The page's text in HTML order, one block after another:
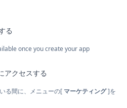
る
once you create your app
アクセスする
る間に、メニューの[ マーケティング]を